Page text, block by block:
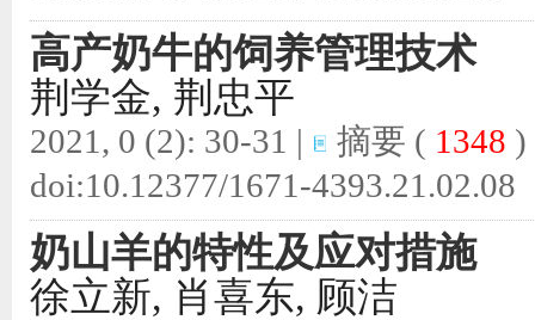
高产奶牛的饲养管理技术
荆学金, 荆忠平
2021, 0 (2): 30-31 | 摘要 ( 1348
doi:10.12377/1671-4393.21.02.08
奶山羊的特性及应对措施
徐立新, 肖喜东, 顾洁